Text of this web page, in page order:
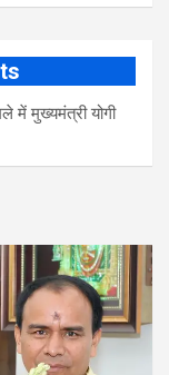
में मुख्‍यमंत्री योगी